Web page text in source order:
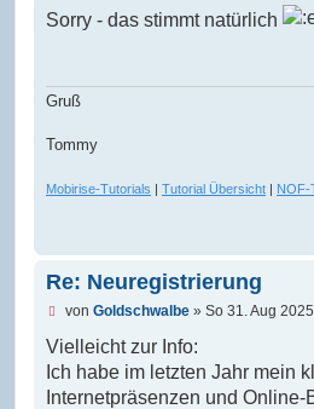
g
e
e
r
e
i
Sorry - das stimmt natürlich
Gruß
Tommy
Mobirise-Tutorials | Tutorial Übersicht | NOF-
Re: Neuregistrierung
U
g
l
e
von Goldschwalbe» So 31. Aug
Vielleicht zur Info:
Ich habe im letzten Jahr mein
Internetpräsenzen und